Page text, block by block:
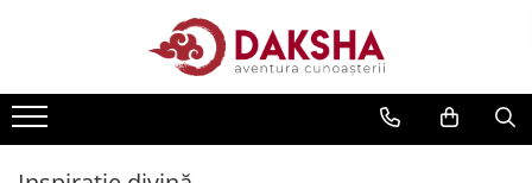
Editura Daksha